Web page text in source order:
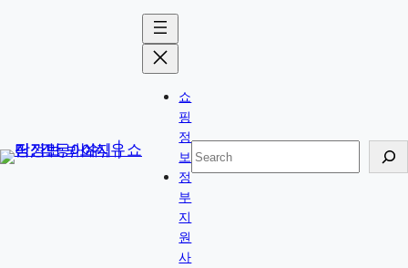
가
쇼
핑
정
보
정
부
지
원
사
검
색